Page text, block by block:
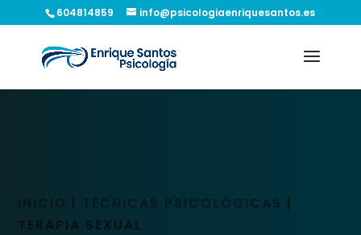
604814859 info@psicologiaenriquesantos.es
| TÉCNICAS PSICOLÓGICAS |
TERAPIA SEXUAL